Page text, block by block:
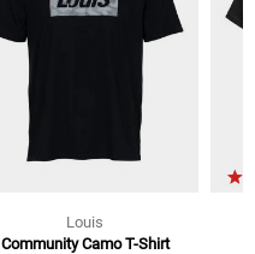
Louis
Community Camo T-Shirt